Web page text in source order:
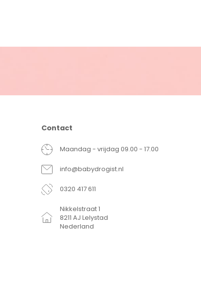
Contact
Maandag - vrijdag 09.00 - 17.00
info@babydrogist.nl
0320 417 611
Nikkelstraat 1
8211 AJ Lelystad
Nederland